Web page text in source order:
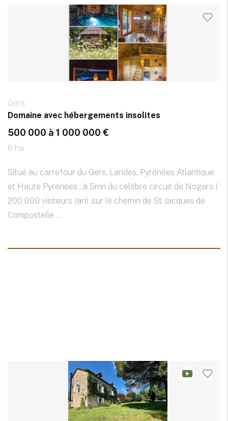
Gers
Domaine avec hébergements insolites
500 000 à 1 000 000 €
6 ha
Situé au carrefour du Gers, Landes, Pyrénées Atlantique
et Haute Pyrénées , à 5mn du célèbre circuit de Nogaro (
200 000 visiteurs /an) ,sur le chemin de St Jacques de
Compostelle ...